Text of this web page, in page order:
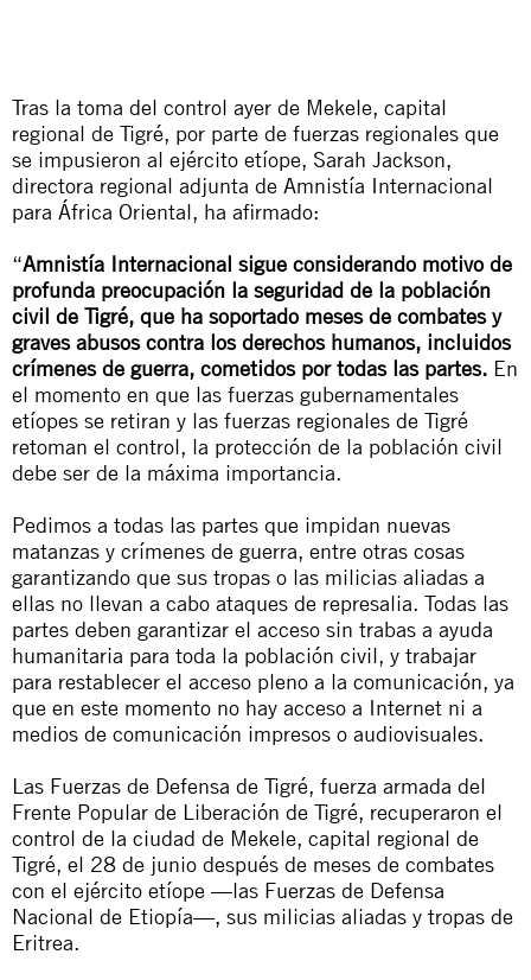
Tras la toma del control ayer de Mekele, capital
regional de Tigré, por parte de fuerzas regionales que
se impusieron al ejército etíope, Sarah Jackson,
directora regional adjunta de Amnistía Internacional
para África Oriental, ha afirmado:
“Amnistía Internacional sigue considerando motivo de
profunda preocupación la seguridad de la población
civil de Tigré, que ha soportado meses de combates y
graves abusos contra los derechos humanos, incluidos
crímenes de guerra, cometidos por todas las partes. En
el momento en que las fuerzas gubernamentales
etíopes se retiran y las fuerzas regionales de Tigré
retoman el control, la protección de la población civil
debe ser de la máxima importancia.
Pedimos a todas las partes que impidan nuevas
matanzas y crímenes de guerra, entre otras cosas
garantizando que sus tropas o las milicias aliadas a
ellas no llevan a cabo ataques de represalia. Todas las
partes deben garantizar el acceso sin trabas a ayuda
humanitaria para toda la población civil, y trabajar
para restablecer el acceso pleno a la comunicación, ya
que en este momento no hay acceso a Internet ni a
medios de comunicación impresos o audiovisuales.
Las Fuerzas de Defensa de Tigré, fuerza armada del
Frente Popular de Liberación de Tigré, recuperaron el
control de la ciudad de Mekele, capital regional de
Tigré, el 28 de junio después de meses de combates
con el ejército etíope —las Fuerzas de Defensa
Nacional de Etiopía—, sus milicias aliadas y tropas de
Eritrea.